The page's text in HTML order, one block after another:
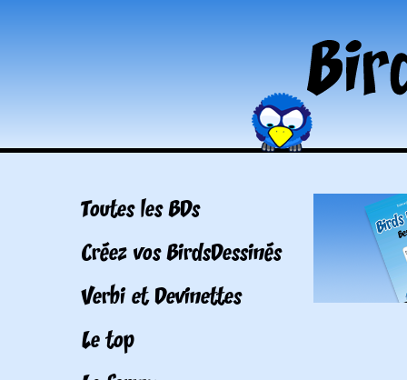
Toutes les BDs
Créez vos BirdsDessinés
Verbi et Devinettes
Le top